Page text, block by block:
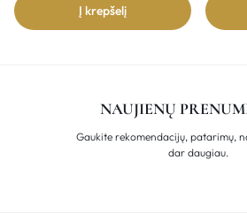
Į krepšelį
NAUJIENŲ
Gaukite rekomendacijų, patarimų,
dar daugiau.